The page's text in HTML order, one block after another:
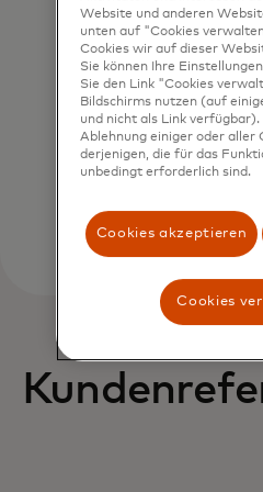
Echtzeit-Tools zur
und sofortige
Website und anderen
unten auf "Cookies
Cookies wir auf dieser
Sie können Ihre
Sie den Link "Cookies
Bildschirms nutzen (auf
und nicht als Link
Ablehnung einiger oder aller
derjenigen, die für das
unbedingt erforderlich sind.
Cookies akzeptieren
Cookies